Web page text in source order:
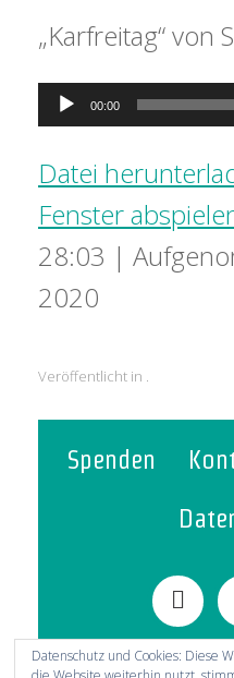
„Karfreitag“ von
Audio-
00:00
Datei
Fenster
28:03 |
2020
Veröffentlicht in .
Spenden
Datenschutz und Cookies: Diese